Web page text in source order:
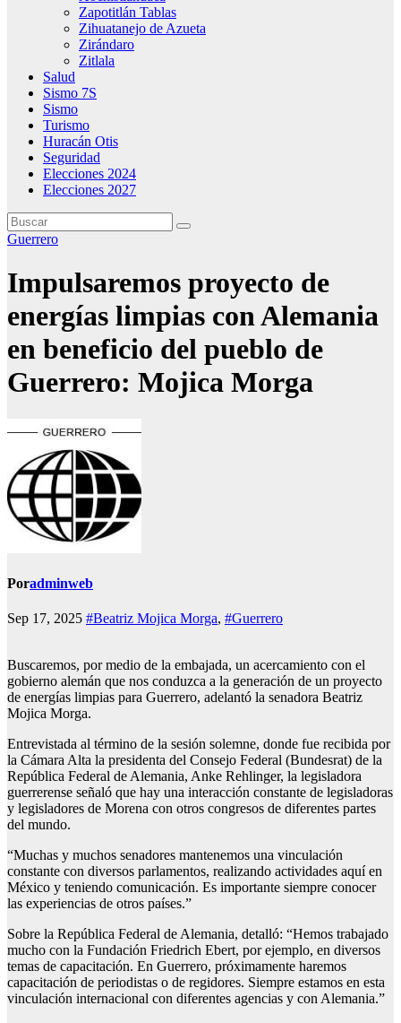
Zapotitlán Tablas
Zihuatanejo de Azueta
Zirándaro
Zitlala
Salud
Sismo 7S
Sismo
Turismo
Huracán Otis
Seguridad
Elecciones 2024
Elecciones 2027
Guerrero
Impulsaremos proyecto de
energías limpias con Alemania
en beneficio del pueblo de
Guerrero: Mojica Morga
Poradminweb
Sep 17, 2025 #Beatriz Mojica Morga, #Guerrero
Buscaremos, por medio de la embajada, un acercamiento con el
gobierno alemán que nos conduzca a la generación de un proyecto
de energías limpias para Guerrero, adelantó la senadora Beatriz
Mojica Morga.
Entrevistada al término de la sesión solemne, donde fue recibida por
la Cámara Alta la presidenta del Consejo Federal (Bundesrat) de la
República Federal de Alemania, Anke Rehlinger, la legisladora
guerrerense señaló que hay una interacción constante de legisladoras
y legisladores de Morena con otros congresos de diferentes partes
del mundo.
“Muchas y muchos senadores mantenemos una vinculación
constante con diversos parlamentos, realizando actividades aquí en
México y teniendo comunicación. Es importante siempre conocer
las experiencias de otros países.”
Sobre la República Federal de Alemania, detalló: “Hemos trabajado
mucho con la Fundación Friedrich Ebert, por ejemplo, en diversos
temas de capacitación. En Guerrero, próximamente haremos
capacitación de periodistas o de regidores. Siempre estamos en esta
vinculación internacional con diferentes agencias y con Alemania.”